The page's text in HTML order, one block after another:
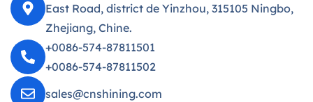
East Road, district de Yinzhou, 315105 Ningbo,
Zhejiang, Chine.
+0086-574-87811501
+0086-574-87811502
sales@cnshining.com